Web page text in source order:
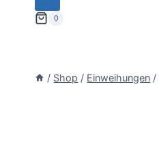
0
/ Shop / Einweihungen /